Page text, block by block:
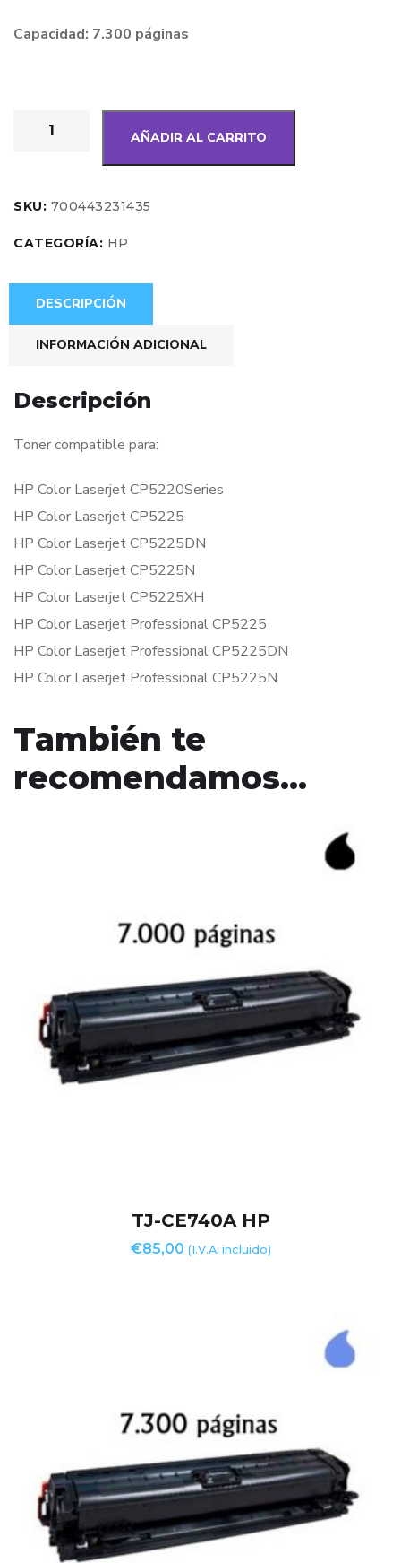
Capacidad: 7.300 páginas
AÑADIR AL CARRITO
SKU: 700443231435
CATEGORÍA: HP
DESCRIPCIÓN
INFORMACIÓN ADICIONAL
Descripción
Toner compatible para:
HP Color Laserjet CP5220Series
HP Color Laserjet CP5225
HP Color Laserjet CP5225DN
HP Color Laserjet CP5225N
HP Color Laserjet CP5225XH
HP Color Laserjet Professional CP5225
HP Color Laserjet Professional CP5225DN
HP Color Laserjet Professional CP5225N
También te
recomendamos…
TJ-CE740A HP
€85,00 (I.V.A. incluido)